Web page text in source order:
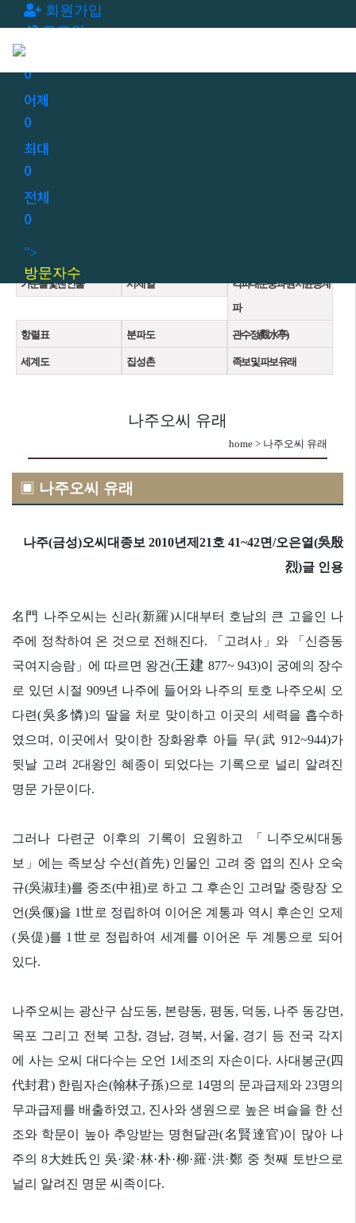
회원가입
로그인
오늘
0
어제
0
최대
0
전체
0
">
방문자수
나주오씨 유래
가문을 빛낸 인물 시 제 일
각파대문중과 원 서윤공계
파
항 렬 표 분 파 도 관수정(觀水亭)
세 계 도 집 성 촌 족보 및 파보 유래
나주오씨 유래
home > 나주오씨 유래
▣ 나주오씨 유래
나주(금성)오씨대종보 2010년제21호 41~42면/오은열(吳殷
烈)글 인용
名門 나주오씨는 신라(新羅)시대부터 호남의 큰 고을인 나
주에 정착하여 온 것으로 전해진다. 「 고려사 」 와 「 신증동
국여지승람 」 에 따르면 왕건(王建 877~ 943)이 궁예의 장수
로 있던 시절 909년 나주에 들어와 나주의 토호 나주오씨 오
다련(吳多憐)의 딸을 처로 맞이하고 이곳의 세력을 흡수하
였으며 , 이곳에서 맞이한 장화왕후 아들 무(武 912~944)가
뒷날 고려 2대왕인 혜종이 되었다는 기록으로 널리 알려진
명문 가문이다.
그러나 다련군 이후의 기록이 요원하고 「 니주오씨대동
보 」 에는 족보상 수선(首先) 인물인 고려 중 엽의 진사 오숙
규(吳淑珪)를 중조(中祖)로 하고 그 후손인 고려말 중랑장 오
언(吳偃)을 1世 로 정립하여 이어온 계통과 역시 후손인 오제
(吳偍)를 1 世 로 정립하여 세계를 이어온 두 계통으로 되어
있다.
나주오씨는 광산구 삼도동, 본량동, 평동, 덕동, 나주 동강면 ,
목포 그리고 전북 고창, 경남, 경북,서울, 경기 등 전국 각지
에 사는 오씨 대다수는 오언 1세조의 자손이다. 사대봉군(四
代封君) 한림자손(翰林子孫)으로 14명의 문과급제와 23명의
무과급제를 배출하였고, 진사와 생원으로 높은 벼슬을 한 선
조와 학문이 높아 추앙받는 명현달관(名賢達官)이 많아 나
주의 8大姓氏인 吳·梁·林·朴·柳·羅·洪·鄭 중 첫째 토반으로
널리 알려진 명문 씨족이다.